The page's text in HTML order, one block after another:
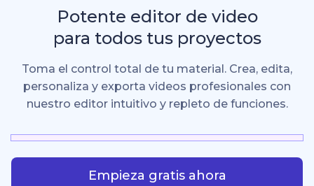
Potente editor de video
para todos tus proyectos
Toma el control total de tu material. Crea, edita,
personaliza y exporta videos profesionales con
nuestro editor intuitivo y repleto de funciones.
Empieza gratis ahora